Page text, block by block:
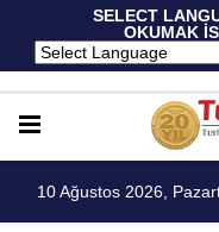
SELECT
OKUMAK
10 Ağustos 2026,